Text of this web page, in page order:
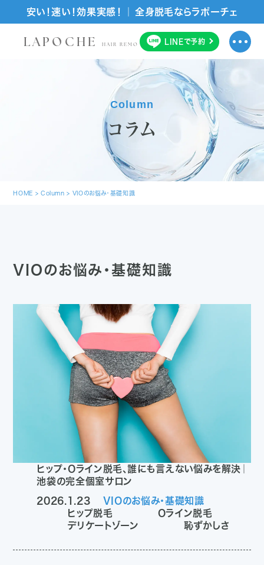
安い！速い！効果実感！ ｜ 全身脱毛ならラポーチェ
LAPOCHE HAIR REMOVAL SALONLINEで予約
Column
コラム
HOME > Column > VIOのお悩み・基礎知識
VIOのお悩み・基礎知識
ヒップ・Oライン脱毛、誰にも言えない悩みを解決｜
池袋の完全個室サロン
2026.1.23
VIOのお悩み・基礎知識
ヒップ脱毛
Oライン脱毛
デリケートゾーン
恥ずかしさ